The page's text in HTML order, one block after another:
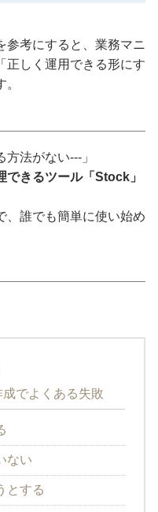
参考にすると、業務マニ
正しく運用できる形にす
方法がない---」
きるツール「Stock」
、誰でも簡単に使い始め
でよくある失敗
ない
とする